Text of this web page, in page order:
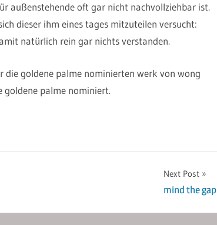
außenstehende oft gar nicht nachvollziehbar ist.
dieser ihm eines tages mitzuteilen versucht:
natürlich rein gar nichts verstanden.
goldene palme nominierten werk von wong
goldene palme nominiert.
Next Post
mind the gap